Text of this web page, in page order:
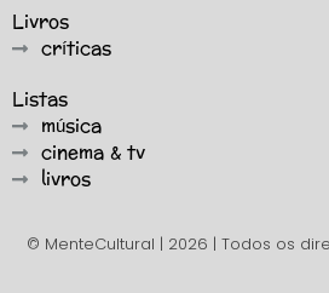
Livros
críticas
Listas
música
cinema & tv
livros
© MenteCultural | 2026 | Todos os